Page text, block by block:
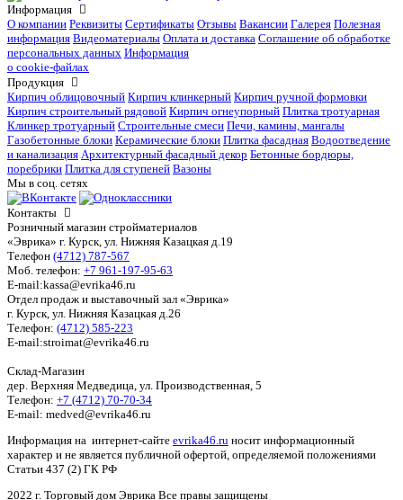
Информация
О компании Реквизиты Сертификаты Отзывы Вакансии Галерея Полезная
информация Видеоматериалы Оплата и доставка Соглашение об обработке
персональных данных Информация
о cookie-файлах
Продукция
Кирпич облицовочный Кирпич клинкерный Кирпич ручной формовки
Кирпич строительный рядовой Кирпич огнеупорный Плитка тротуарная
Клинкер тротуарный Строительные смеси Печи, камины, мангалы
Газобетонные блоки Керамические блоки Плитка фасадная Водоотведение
и канализация Архитектурный фасадный декор Бетонные бордюры,
поребрики Плитка для ступеней Вазоны
Мы в соц. сетях
Контакты
Розничный магазин стройматериалов
«Эврика» г. Курск, ул. Нижняя Казацкая д.19
Телефон (4712) 787-567
Моб. телефон: +7 961-197-95-63
E-mail:kassa@evrika46.ru
Отдел продаж и выставочный зал «Эврика»
г. Курск, ул. Нижняя Казацкая д.26
Телефон: (4712) 585-223
E-mail:stroimat@evrika46.ru
Склад-Магазин
дер. Верхняя Медведица, ул. Производственная, 5
Телефон: +7 (4712) 70-70-34
E-mail: medved@evrika46.ru
Информация на интернет-сайте evrika46.ru носит информационный
характер и не является публичной офертой, определяемой положениями
Статьи 437 (2) ГК РФ
2022 г. Торговый дом Эврика Все правы защищены